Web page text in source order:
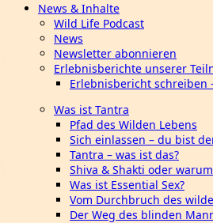
News & Inhalte
Wild Life Podcast
News
Newsletter abonnieren
Erlebnisberichte unserer
Erlebnisbericht schreiben
Was ist Tantra
Pfad des Wilden Lebens
Sich einlassen – du bist
Tantra – was ist das?
Shiva & Shakti oder
Was ist Essential Sex?
Vom Durchbruch des
Der Weg des blinden